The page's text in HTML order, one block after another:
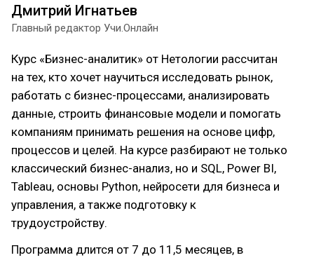
Дмитрий Игнатьев
Главный редактор Учи.Онлайн
Курс «Бизнес-аналитик» от Нетологии рассчитан
на тех, кто хочет научиться исследовать рынок,
работать с бизнес-процессами, анализировать
данные, строить финансовые модели и помогать
компаниям принимать решения на основе цифр,
процессов и целей. На курсе разбирают не только
классический бизнес-анализ, но и SQL, Power BI,
Tableau, основы Python, нейросети для бизнеса и
управления, а также подготовку к
трудоустройству.
Программа длится от 7 до 11,5 месяцев, в